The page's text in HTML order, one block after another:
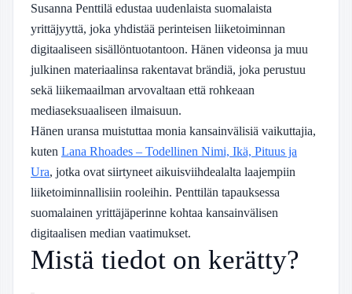
Susanna Penttilä edustaa uudenlaista suomalaista
yrittäjyyttä, joka yhdistää perinteisen liiketoiminnan
digitaaliseen sisällöntuotantoon. Hänen videonsa ja muu
julkinen materiaalinsa rakentavat brändiä, joka perustuu
sekä liikemaailman arvovaltaan että rohkeaan
mediaseksuaaliseen ilmaisuun.
Hänen uransa muistuttaa monia kansainvälisiä vaikuttajia,
kuten Lana Rhoades – Todellinen Nimi, Ikä, Pituus ja
Ura, jotka ovat siirtyneet aikuisviihdealalta laajempiin
liiketoiminnallisiin rooleihin. Penttilän tapauksessa
suomalainen yrittäjäperinne kohtaa kansainvälisen
digitaalisen median vaatimukset.
Mistä tiedot on kerätty?